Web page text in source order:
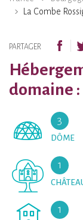
La Combe
PARTAGER
domaine :
3
DÔME
1
1